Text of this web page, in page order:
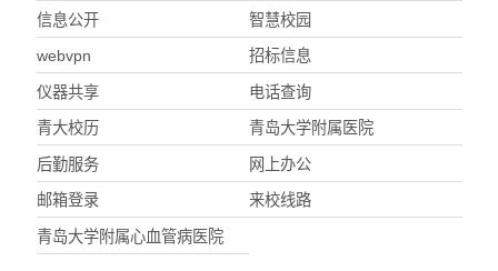
信息公开 智慧校园
webvpn 招标信息
仪器共享 电话查询
青大校历 青岛大学附属医院
后勤服务 网上办公
邮箱登录 来校线路
青岛大学附属心血管病医院